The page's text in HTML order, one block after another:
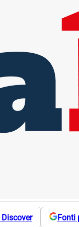
Discover Fonti